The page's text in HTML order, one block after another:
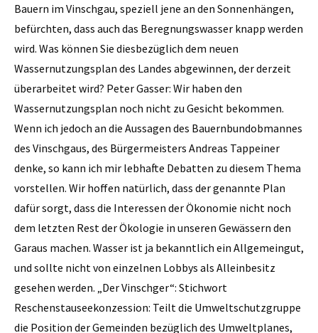
Bauern im Vinschgau, speziell jene an den Sonnenhängen,
befürchten, dass auch das Beregnungs­wasser knapp werden
wird. Was können Sie diesbezüglich dem neuen
Wassernutzungsplan des Landes abgewinnen, der derzeit
überarbeitet wird? Peter Gasser: Wir haben den
Wassernutzungsplan noch nicht zu Gesicht bekommen.
Wenn ich jedoch an die Aussagen des Bauernbundobmannes
des Vinschgaus, des Bürgermeisters Andreas Tappeiner
denke, so kann ich mir lebhafte Debatten zu diesem Thema
vorstellen. Wir hoffen natürlich, dass der genannte Plan
dafür sorgt, dass die Interessen der Ökonomie nicht noch
dem letzten Rest der Ökologie in unseren Gewässern den
Garaus machen. Wasser ist ja bekanntlich ein Allgemeingut,
und sollte nicht von einzelnen Lobbys als Alleinbesitz
gesehen werden. „Der Vinschger“: Stichwort
Reschenstauseekonzession: Teilt die Umweltschutzgruppe
die Position der Gemeinden bezüglich des Umweltplanes,